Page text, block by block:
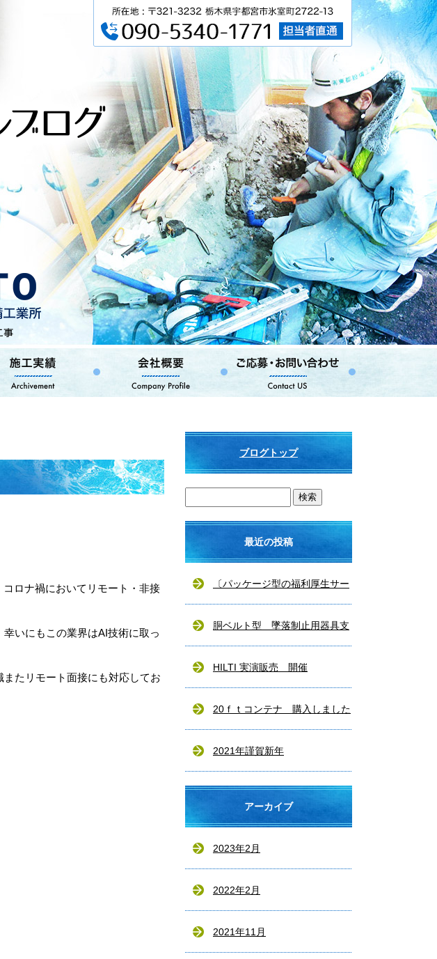
ロナ禍においてリモート・非接
いにもこの業界はAI技術に取っ
たリモート面接にも対応してお
ブログトップ
最近の投稿
〔パッケージ型の福利厚生サー
ビス〕検討中
胴ベルト型 墜落制止用器具支
給できました
HILTI 実演販売 開催
20ｆｔコンテナ 購入しました
2021年謹賀新年
アーカイブ
2023年2月
2022年2月
2021年11月